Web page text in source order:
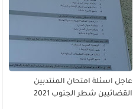
عاجل اسئلة امتحان المنتدبين
القضائيين شطر الجنوب 2021